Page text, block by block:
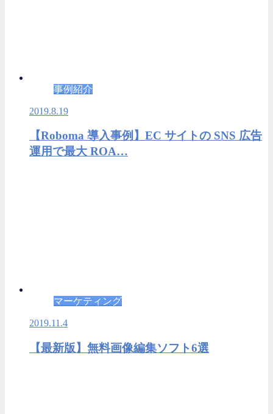
事例紹介
2019.8.19
【Roboma 導入事例】EC サイトの SNS 広告
運用で最大 ROA…
マーケティング
2019.11.4
【最新版】無料画像編集ソフト6選